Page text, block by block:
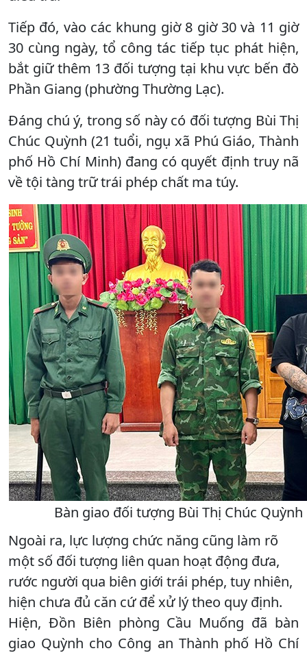
Tiếp đó, vào các khung giờ 8 giờ 30 và 11 giờ
30 cùng ngày, tổ công tác tiếp tục phát hiện,
bắt giữ thêm 13 đối tượng tại khu vực bến đò
Phần Giang (phường Thường Lạc).
Đáng chú ý, trong số này có đối tượng Bùi Thị
Chúc Quỳnh (21 tuổi, ngụ xã Phú Giáo, Thành
phố Hồ Chí Minh) đang có quyết định truy nã
về tội tàng trữ trái phép chất ma túy.
Bàn giao đối tượng Bùi Thị Chúc
Ngoài ra, lực lượng chức năng cũng làm rõ
một số đối tượng liên quan hoạt động đưa,
rước người qua biên giới trái phép, tuy nhiên,
hiện chưa đủ căn cứ để xử lý theo quy định.
Hiện, Đồn Biên phòng Cầu Muống đã bàn
giao Quỳnh cho Công an Thành phố Hồ Chí